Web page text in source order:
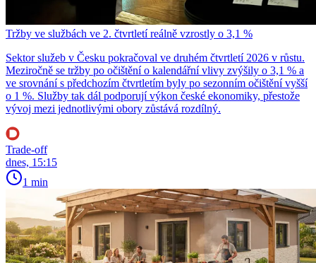
Tržby ve službách ve 2. čtvrtletí reálně vzrostly o 3,1 %
Sektor služeb v Česku pokračoval ve druhém čtvrtletí 2026 v růstu.
Meziročně se tržby po očištění o kalendářní vlivy zvýšily o 3,1 % a
ve srovnání s předchozím čtvrtletím byly po sezonním očištění vyšší
o 1 %. Služby tak dál podporují výkon české ekonomiky, přestože
vývoj mezi jednotlivými obory zůstává rozdílný.
Trade-off
dnes, 15:15
1 min